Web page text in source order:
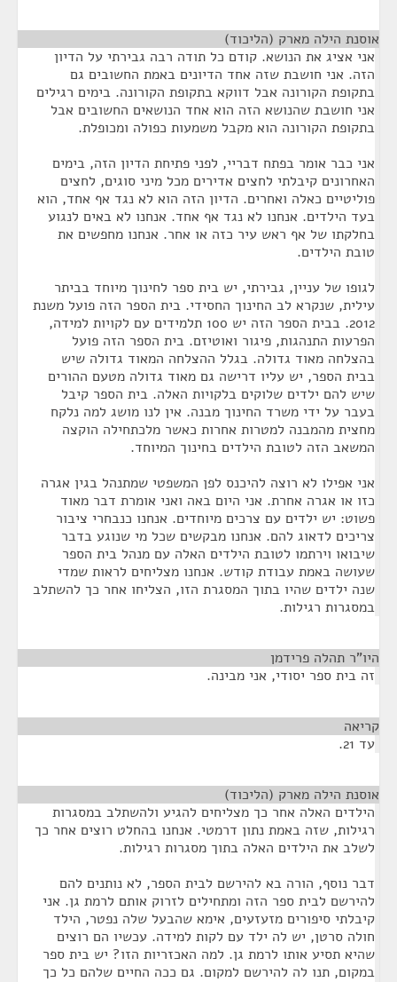
אוסנת הילה מארק (הליכוד)
אני אציג את הנושא. קודם כל תודה רבה גבירתי על הדיון
הזה. אני חושבת שזה אחד הדיונים באמת החשובים גם
בתקופת הקורונה אבל דווקא בתקופת הקורונה. בימים רגילים
אני חושבת שהנושא הזה הוא אחד הנושאים החשובים אבל
בתקופת הקורונה הוא מקבל משמעות כפולה ומכופלת.
אני כבר אומר בפתח דבריי, לפני פתיחת הדיון הזה, בימים
האחרונים קיבלתי לחצים אדירים מכל מיני סוגים, לחצים
פוליטיים כאלה ואחרים. הדיון הזה הוא לא נגד אף אחד, הוא
בעד הילדים. אנחנו לא נגד אף אחד. אנחנו לא באים לנגוע
בחלקתו של אף ראש עיר כזה או אחר. אנחנו מחפשים את
טובת הילדים.
לגופו של עניין, גבירתי, יש בית ספר לחינוך מיוחד בביתר
עילית, שנקרא לב החינוך החסידי. בית הספר הזה פועל משנת
2012. בבית הספר הזה יש 100 תלמידים עם לקויות למידה,
הפרעות התנהגות, פיגור ואוטיזם. בית הספר הזה פועל
בהצלחה מאוד גדולה. בגלל ההצלחה המאוד גדולה שיש
בבית הספר, יש עליו דרישה גם מאוד גדולה מטעם ההורים
שיש להם ילדים שלוקים בלקויות האלה. בית הספר קיבל
בעבר על ידי משרד החינוך מבנה. אין לנו מושג למה נלקח
מחצית מהמבנה למטרות אחרות כאשר מלכתחילה הוקצה
המשאב הזה לטובת הילדים בחינוך המיוחד.
אני אפילו לא רוצה להיכנס לפן המשפטי שמתנהל בגין אגרה
כזו או אגרה אחרת. אני היום באה ואני אומרת דבר מאוד
פשוט: יש ילדים עם צרכים מיוחדים. אנחנו כנבחרי ציבור
צריכים לדאוג להם. אנחנו מבקשים שכל מי שנוגע בדבר
שיבואו וירתמו לטובת הילדים האלה עם מנהל בית הספר
שעושה באמת עבודת קודש. אנחנו מצליחים לראות שמדי
שנה ילדים שהיו בתוך המסגרת הזו, הצליחו אחר כך להשתלב
במסגרות רגילות.
היו"ר תהלה פרידמן
זה בית ספר יסודי, אני מבינה.
קריאה
עד 21.
אוסנת הילה מארק (הליכוד)
הילדים האלה אחר כך מצליחים להגיע ולהשתלב במסגרות
רגילות, שזה באמת נתון דרמטי. אנחנו בהחלט רוצים אחר כך
לשלב את הילדים האלה בתוך מסגרות רגילות.
דבר נוסף, הורה בא להירשם לבית הספר, לא נותנים להם
להירשם לבית ספר הזה ומתחילים לזרוק אותם לרמת גן. אני
קיבלתי סיפורים מזעזעים, אימא שהבעל שלה נפטר, הילד
חולה סרטן, יש לה ילד עם לקות למידה. עכשיו הם רוצים
שהיא תסיע אותו לרמת גן. למה האכזריות הזו? יש בית ספר
במקום, תנו לה להירשם למקום. גם ככה החיים שלהם כל כך